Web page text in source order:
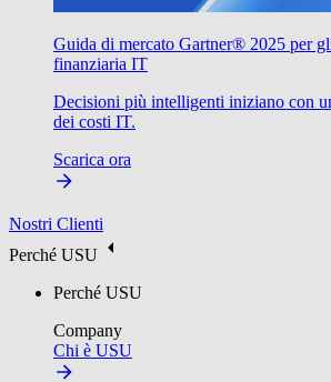
Guida di mercato Gartner® 2025 per
finanziaria IT
Decisioni più intelligenti iniziano con
dei costi IT.
Scarica ora
Nostri Clienti
Perché USU
Perché USU
Company
Chi è USU